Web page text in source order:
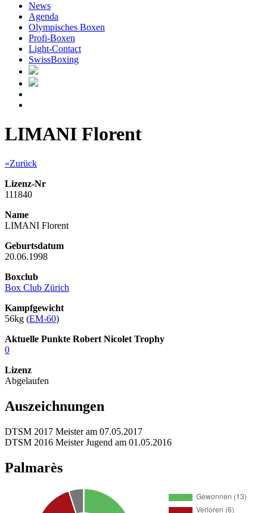
News
Agenda
Olympisches Boxen
Profi-Boxen
Light-Contact
SwissBoxing
LIMANI Florent
«Zurück
Lizenz-Nr
111840
Name
LIMANI Florent
Geburtsdatum
20.06.1998
Boxclub
Box Club Zürich
Kampfgewicht
56kg (EM-60)
Aktuelle Punkte Robert Nicolet Trophy
0
Lizenz
Abgelaufen
Auszeichnungen
DTSM 2017 Meister am 07.05.2017
DTSM 2016 Meister Jugend am 01.05.2016
Palmarès